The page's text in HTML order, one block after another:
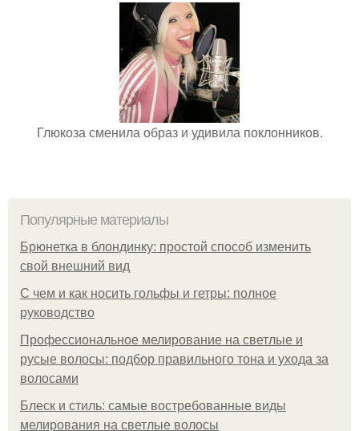
Глюкоза сменила образ и удивила поклонников.
Популярные материалы
Брюнетка в блондинку: простой способ изменить
свой внешний вид
С чем и как носить гольфы и гетры: полное
руководство
Профессиональное мелирование на светлые и
русые волосы: подбор правильного тона и ухода за
волосами
Блеск и стиль: самые востребованные виды
мелирования на светлые волосы